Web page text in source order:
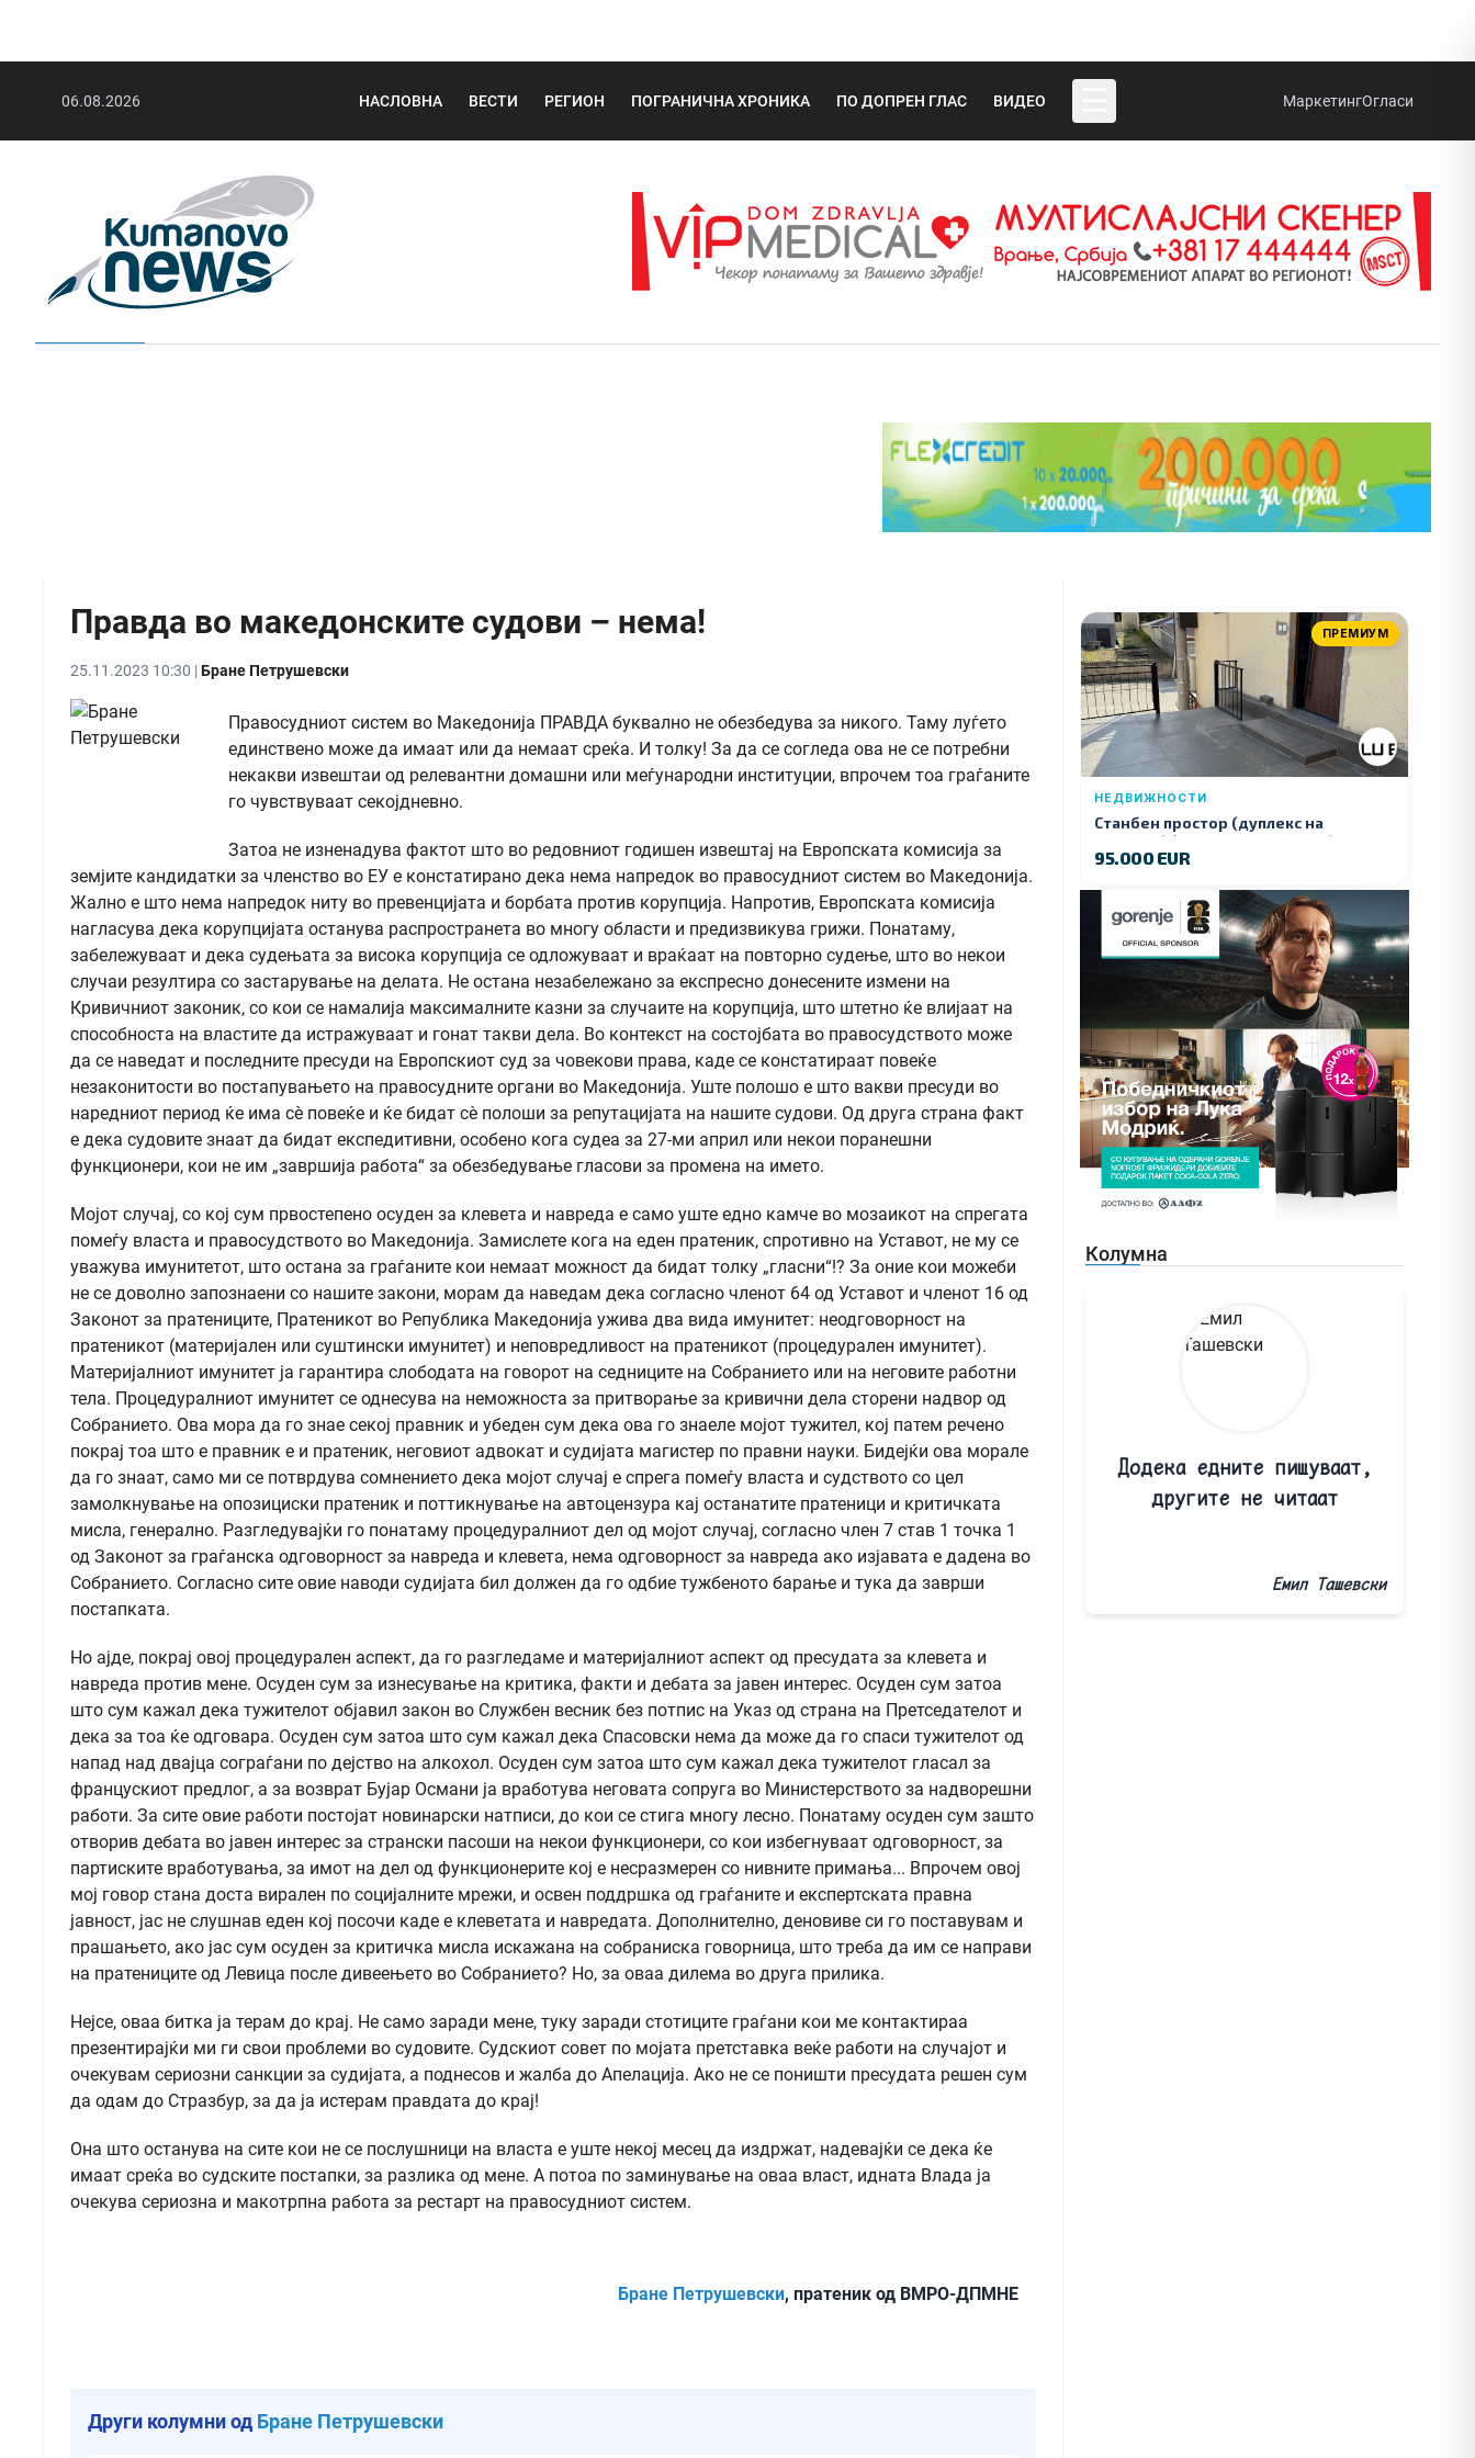
06.08.2026 НАСЛОВНА ВЕСТИ РЕГИОН ПОГРАНИЧНА ХРОНИКА ПО ДОПРЕН ГЛАС ВИДЕО МаркетингОгласи
Правда во македонските судови – нема!
25.11.2023 10:30 |Бране Петрушевски
Правосудниот систем во Македонија ПРАВДА буквално не обезбедува за никого. Таму луѓето
единствено може да имаат или да немаат среќа. И толку! За да се согледа ова не се потребни
некакви извештаи од релевантни домашни или меѓународни институции, впрочем тоа граѓаните
го чувствуваат секојдневно.
Затоа не изненадува фактот што во редовниот годишен извештај на Европската комисија за
земјите кандидатки за членство во ЕУ е констатирано дека нема напредок во правосудниот систем во Македонија.
Жално е што нема напредок ниту во превенцијата и борбата против корупција. Напротив, Европската комисија
нагласува дека корупцијата останува распространета во многу области и предизвикува грижи. Понатаму,
забележуваат и дека судењата за висока корупција се одложуваат и враќаат на повторно судење, што во некои
случаи резултира со застарување на делата. Не остана незабележано за експресно донесените измени на
Кривичниот законик, со кои се намалија максималните казни за случаите на корупција, што штетно ќе влијаат на
способноста на властите да истражуваат и гонат такви дела. Во контекст на состојбата во правосудството може
да се наведат и последните пресуди на Европскиот суд за човекови права, каде се констатираат повеќе
незаконитости во постапувањето на правосудните органи во Македонија. Уште полошо е што вакви пресуди во
наредниот период ќе има сѐ повеќе и ќе бидат сѐ полоши за репутацијата на нашите судови. Од друга страна факт
е дека судовите знаат да бидат експедитивни, особено кога судеа за 27-ми април или некои поранешни
функционери, кои не им „завршија работа“ за обезбедување гласови за промена на името.
Мојот случај, со кој сум првостепено осуден за клевета и навреда е само уште едно камче во мозаикот на спрегата
помеѓу власта и правосудството во Македонија. Замислете кога на еден пратеник, спротивно на Уставот, не му се
уважува имунитетот, што остана за граѓаните кои немаат можност да бидат толку „гласни“!? За оние кои можеби
не се доволно запознаени со нашите закони, морам да наведам дека согласно членот 64 од Уставот и членот 16 од
Законот за пратениците, Пратеникот во Република Македонија ужива два вида имунитет: неодговорност на
пратеникот (материјален или суштински имунитет) и неповредливост на пратеникот (процедурален имунитет).
Материјалниот имунитет ја гарантира слободата на говорот на седниците на Собранието или на неговите работни
тела. Процедуралниот имунитет се однесува на неможноста за притворање за кривични дела сторени надвор од
Собранието. Ова мора да го знае секој правник и убеден сум дека ова го знаеле мојот тужител, кој патем речено
покрај тоа што е правник е и пратеник, неговиот адвокат и судијата магистер по правни науки. Бидејќи ова морале
да го знаат, само ми се потврдува сомнението дека мојот случај е спрега помеѓу власта и судството со цел
замолкнување на опозициски пратеник и поттикнување на автоцензура кај останатите пратеници и критичката
мисла, генерално. Разгледувајќи го понатаму процедуралниот дел од мојот случај, согласно член 7 став 1 точка 1
од Законот за граѓанска одговорност за навреда и клевета, нема одговорност за навреда ако изјавата е дадена во
Собранието. Согласно сите овие наводи судијата бил должен да го одбие тужбеното барање и тука да заврши
постапката.
Но ајде, покрај овој процедурален аспект, да го разгледаме и материјалниот аспект од пресудата за клевета и
навреда против мене. Осуден сум за изнесување на критика, факти и дебата за јавен интерес. Осуден сум затоа
што сум кажал дека тужителот објавил закон во Службен весник без потпис на Указ од страна на Претседателот и
дека за тоа ќе одговара. Осуден сум затоа што сум кажал дека Спасовски нема да може да го спаси тужителот од
напад над двајца сограѓани по дејство на алкохол. Осуден сум затоа што сум кажал дека тужителот гласал за
францускиот предлог, а за возврат Бујар Османи ја вработува неговата сопруга во Министерството за надворешни
работи. За сите овие работи постојат новинарски натписи, до кои се стига многу лесно. Понатаму осуден сум зашто
отворив дебата во јавен интерес за странски пасоши на некои функционери, со кои избегнуваат одговорност, за
партиските вработувања, за имот на дел од функционерите кој е несразмерен со нивните примања... Впрочем овој
мој говор стана доста вирален по социјалните мрежи, и освен поддршка од граѓаните и експертската правна
јавност, јас не слушнав еден кој посочи каде е клеветата и навредата. Дополнително, деновиве си го поставувам и
прашањето, ако јас сум осуден за критичка мисла искажана на собраниска говорница, што треба да им се направи
на пратениците од Левица после дивеењето во Собранието? Но, за оваа дилема во друга прилика.
Нејсе, оваа битка ја терам до крај. Не само заради мене, туку заради стотиците граѓани кои ме контактираа
презентирајќи ми ги свои проблеми во судовите. Судскиот совет по мојата претставка веќе работи на случајот и
очекувам сериозни санкции за судијата, а поднесов и жалба до Апелација. Ако не се поништи пресудата решен сум
да одам до Стразбур, за да ја истерам правдата до крај!
Она што останува на сите кои не се послушници на власта е уште некој месец да издржат, надевајќи се дека ќе
имаат среќа во судските постапки, за разлика од мене. А потоа по заминување на оваа власт, идната Влада ја
очекува сериозна и макотрпна работа за рестарт на правосудниот систем.
Бране Петрушевски, пратеник од ВМРО-ДПМНЕ
Други колумни од Бране Петрушевски
ПРЕМИУМ
НЕДВИЖНОСТИ
Станбен простор (дуплекс на
продажба) – Ул. Стојан Арсов бр. 1,
Куманово
95.000 EUR
Колумна
Додека едните пишуваат,
другите не читаат
Емил Ташевски